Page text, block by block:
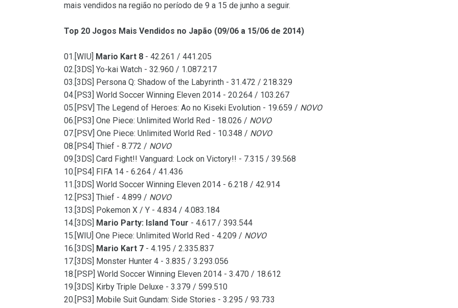
mais vendidos na região no período de 9 a 15 de junho a seguir.
Top 20 Jogos Mais Vendidos no Japão (09/06 a 15/06 de 2014)
01.[WIU] Mario Kart 8 - 42.261 / 441.205
02.[3DS] Yo-kai Watch - 32.960 / 1.087.217
03.[3DS] Persona Q: Shadow of the Labyrinth - 31.472 / 218.329
04.[PS3] World Soccer Winning Eleven 2014 - 20.264 / 103.267
05.[PSV] The Legend of Heroes: Ao no Kiseki Evolution - 19.659 / NOVO
06.[PS3] One Piece: Unlimited World Red - 18.026 / NOVO
07.[PSV] One Piece: Unlimited World Red - 10.348 / NOVO
08.[PS4] Thief - 8.772 / NOVO
09.[3DS] Card Fight!! Vanguard: Lock on Victory!! - 7.315 / 39.568
10.[PS4] FIFA 14 - 6.264 / 41.436
11.[3DS] World Soccer Winning Eleven 2014 - 6.218 / 42.914
12.[PS3] Thief - 4.899 / NOVO
13.[3DS] Pokemon X / Y - 4.834 / 4.083.184
14.[3DS] Mario Party: Island Tour - 4.617 / 393.544
15.[WIU] One Piece: Unlimited World Red - 4.209 / NOVO
16.[3DS] Mario Kart 7 - 4.195 / 2.335.837
17.[3DS] Monster Hunter 4 - 3.835 / 3.293.056
18.[PSP] World Soccer Winning Eleven 2014 - 3.470 / 18.612
19.[3DS] Kirby Triple Deluxe - 3.379 / 599.510
20.[PS3] Mobile Suit Gundam: Side Stories - 3.295 / 93.733